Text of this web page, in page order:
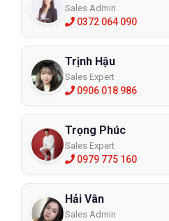
Sales Admin
0372 064 090
Trịnh Hậu
Sales Expert
0906 018 986
Trọng Phúc
Sales Expert
0979 775 160
Hải Vân
Sales Admin